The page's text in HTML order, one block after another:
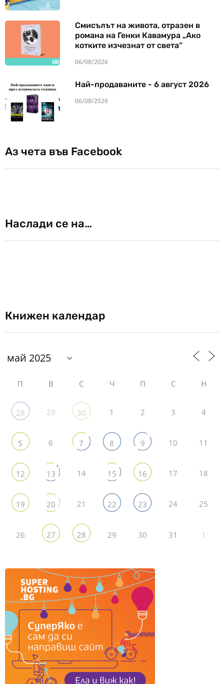
Смисълът на живота, отразен в
романа на Генки Кавамура „Ако
котките изчезнат от света“
06/08/2026
Най-продаваните - 6 август 2026
06/08/2026
Аз чета във Facebook
Наслади се на…
Книжен календар
П В С Ч П С Н
28 29 30 1 2 3 4
5 6 7 8 9 10 11
12 13
+
14 15 16 17 18
19 20 21 22 23 24 25
26 27 28 29 30 31 1